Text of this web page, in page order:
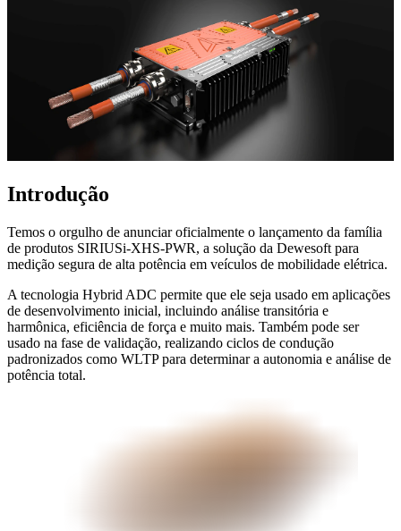
Introdução
Temos o orgulho de anunciar oficialmente o lançamento da família
de produtos SIRIUSi-XHS-PWR, a solução da Dewesoft para
medição segura de alta potência em veículos de mobilidade elétrica.
A tecnologia Hybrid ADC permite que ele seja usado em aplicações
de desenvolvimento inicial, incluindo análise transitória e
harmônica, eficiência de força e muito mais. Também pode ser
usado na fase de validação, realizando ciclos de condução
padronizados como WLTP para determinar a autonomia e análise de
potência total.